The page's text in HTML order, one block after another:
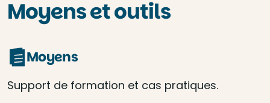
Moyens et outils
Moyens
Support de formation et cas pratiques.